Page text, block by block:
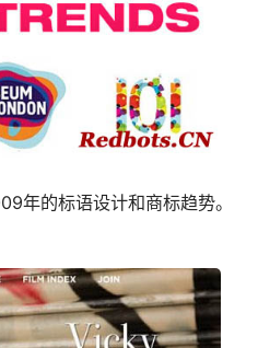
年的标语设计和商标趋势。